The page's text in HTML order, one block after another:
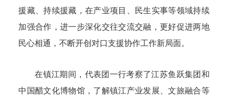
援藏、持续援藏，在产业项目、民生实事等领域持续
加强合作，进一步深化交往交流交融，更好促进两地
民心相通，不断开创对口支援协作工作新局面。
在镇江期间，代表团一行考察了江苏鱼跃集团和
中国醋文化博物馆，了解镇江产业发展、文旅融合等